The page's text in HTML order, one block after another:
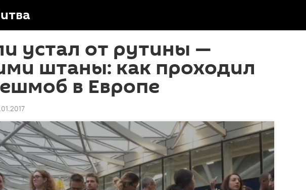
устал от рутины —
штаны: как проходил
в Европе